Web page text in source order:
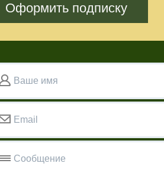
Оформить подписку
Ваше имя
Email
Сообщение